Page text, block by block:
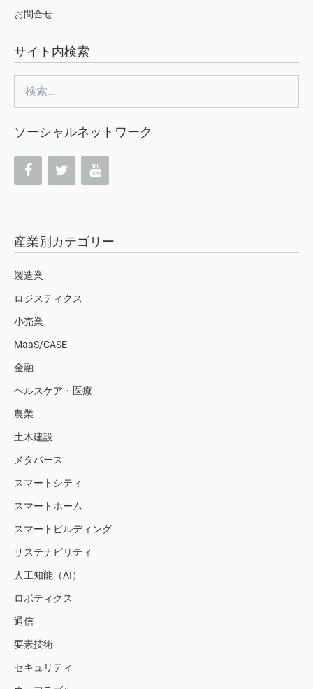
お問合せ
サイト内検索
ソーシャルネットワーク
産業別カテゴリー
製造業
ロジスティクス
小売業
MaaS/CASE
金融
ヘルスケア・医療
農業
土木建設
メタバース
スマートシティ
スマートホーム
スマートビルディング
サステナビリティ
人工知能（AI）
ロボティクス
通信
要素技術
セキュリティ